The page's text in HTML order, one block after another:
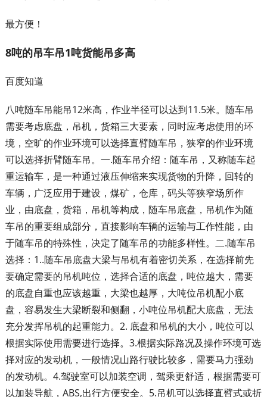
最方便！
8吨的吊车吊1吨货能吊多高
百度知道
八吨随车吊能吊12米高，作业半径可以达到11.5米。随车吊
需要考虑底盘，吊机，货箱三大要素，同时应考虑使用的环
境，空旷的作业环境可以选择直臂随车吊，狭窄的作业环境
可以选择折臂随车吊。一.随车吊介绍：随车吊，又称随车起
重运输车，是一种通过液压伸缩来实现货物的升降，回转的
车辆，广泛应用于建设，煤矿，仓库，码头等狭窄场所作
业，由底盘，货箱，吊机等构成，随车吊底盘，吊机作为随
车吊的重要组成部分，直接影响车辆的运输与工作性能，由
于随车吊的特殊性，决定了随车吊的功能多样性。二.随车吊
选择：1..随车吊底盘大梁与吊机有着密切关系，在选择前先
要确定需要的吊机吨位，选择合适的底盘，吨位越大，需要
的底盘自重也应该越重，大梁也越厚，大吨位吊机配小底
盘，容易发生大梁断裂和侧翻，小吨位吊机配大底盘，无法
充分发挥吊机的起重能力。2. 底盘和吊机的大小，吨位可以
根据实际使用需要进行选择。3.根据实际路况及操作环境可选
择对应的发动机，一般情况山路行驶比较多，需要马力强劲
的发动机。4.驾驶室可以加装空调，驾乘更舒适，根据需要可
以加装导航，ABS,出行方便安全。5.吊机可以选择直臂式或折